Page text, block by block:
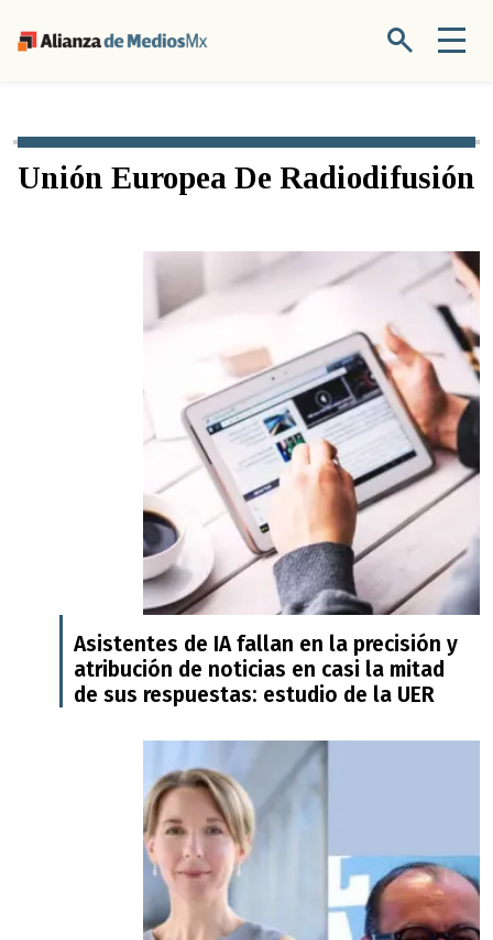
Unión Europea De Radiodifusión
Asistentes de IA fallan en la precisión y
atribución de noticias en casi la mitad
de sus respuestas: estudio de la UER